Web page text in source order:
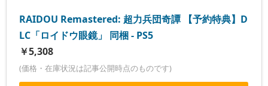
RAIDOU Remastered: 超力兵団奇譚 【予約特典】D
LC「ロイドウ眼鏡」 同梱 - PS5
￥5,308
(価格・在庫状況は記事公開時点のものです)